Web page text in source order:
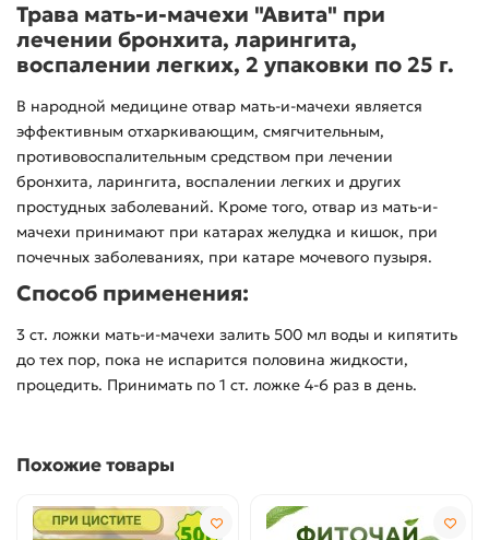
Трава мать-и-мачехи "Авита" при
лечении бронхита, ларингита,
воспалении легких, 2 упаковки по 25 г.
В народной медицине отвар мать-и-мачехи является
эффективным отхаркивающим, смягчительным,
противовоспалительным средством при лечении
бронхита, ларингита, воспалении легких и других
простудных заболеваний. Кроме того, отвар из мать-и-
мачехи принимают при катарах желудка и кишок, при
почечных заболеваниях, при катаре мочевого пузыря.
Способ применения:
3 ст. ложки мать-и-мачехи залить 500 мл воды и кипятить
до тех пор, пока не испарится половина жидкости,
процедить. Принимать по 1 ст. ложке 4-6 раз в день.
Похожие товары